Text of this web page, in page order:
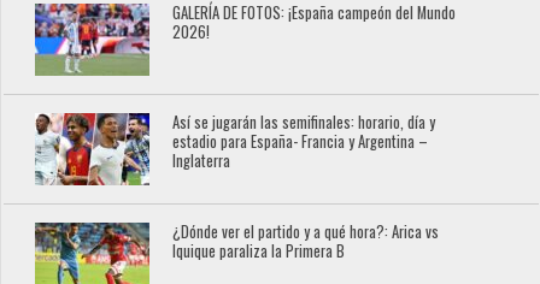
GALERÍA DE FOTOS: ¡España campeón del Mundo
2026!
Así se jugarán las semifinales: horario, día y
estadio para España- Francia y Argentina –
Inglaterra
¿Dónde ver el partido y a qué hora?: Arica vs
Iquique paraliza la Primera B